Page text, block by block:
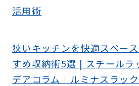
活用術
狭いキッチンを快適スペー
すめ収納術5選 | スチールラ
デアコラム｜ルミナスラッ